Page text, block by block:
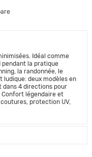
Idéal comme
la pratique
la randonnée, le
ludique: deux modèles en
dans 4 directions pour
légendaire et
protection UV,